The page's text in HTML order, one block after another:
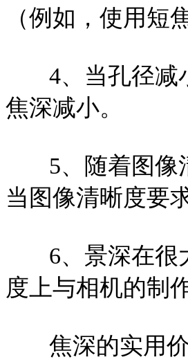
（例如，使用短
4、当孔径减
焦深减小。
5、随着图
当图像清晰度要
6、景深在很
度上与相机的制
焦深的实用